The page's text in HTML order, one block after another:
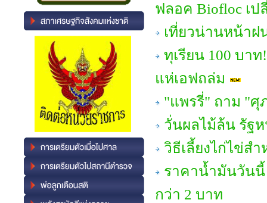
ฟลอค Biofloc เ
เที่ยวน่านหน้า
ทุเรียน 100 บา
แห่เอฟถล่ม
"แพรรี่" ถาม "ศุ
วั่นผลไม้ล้น รัฐ
วิธีเลี้ยงไก่ไข่ส
ราคาน้ำมันวันนี้
กว่า 2 บาท